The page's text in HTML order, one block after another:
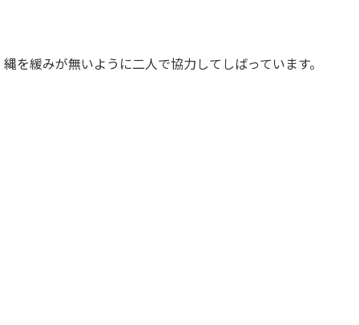
縄を緩みが無いように二人で協力してしばっています。